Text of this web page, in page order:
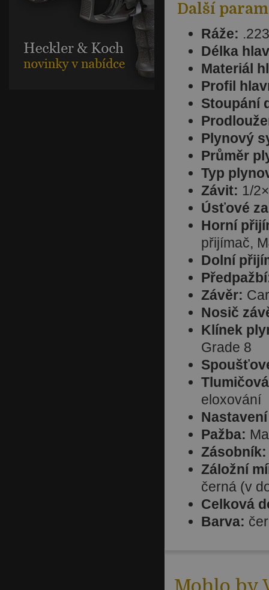
Další
Ráže:
Délka
Materiál
Profil
Stoupání
Plynový
Průměr
Typ
Závit: 1/
Úsťové
Horní
přijímač,
Dolní
Závěr:
Nosič
Klínek
Grade 8
eloxování
Pažba:
Zásobník:
Záložní
černá (v
Celková
Barva: